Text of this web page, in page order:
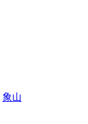
象山